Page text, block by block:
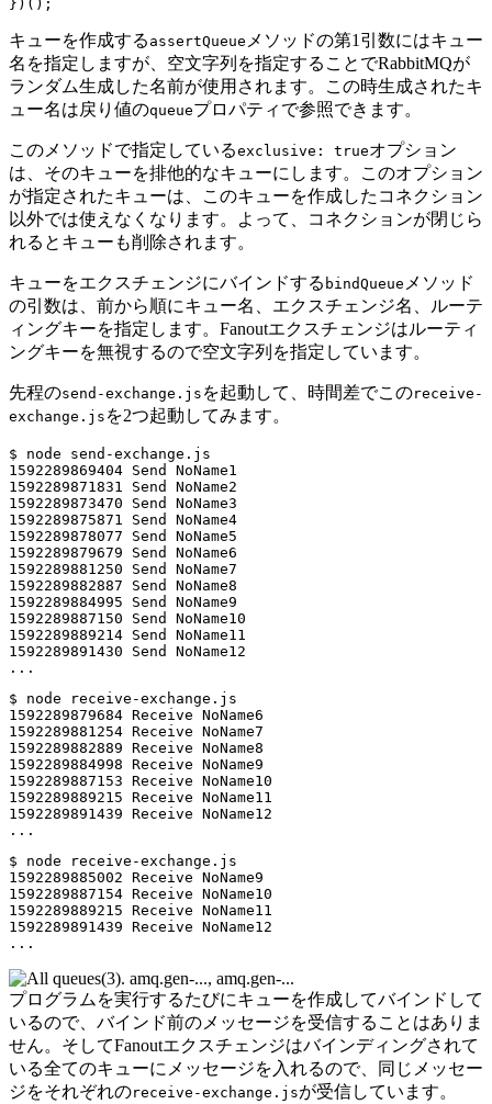
} ) ( ) ;
キューを作成する assertQueue メソッドの第1引数にはキュー
名を指定しますが、空文字列を指定することでRabbitMQが
ランダム生成した名前が使用されます。この時生成されたキ
ュー名は戻り値のqueueプロパティで参照できます。
このメソッドで指定しているexclusive: trueオプション
は、そのキューを排他的なキューにします。このオプション
が指定されたキューは、このキューを作成したコネクション
以外では使えなくなります。よって、コネクションが閉じら
れるとキューも削除されます。
キューをエクスチェンジにバインドする bindQueue メソッド
の引数は、前から順にキュー名、エクスチェンジ名、ルーテ
ィングキーを指定します。Fanoutエクスチェンジはルーティ
ングキーを無視するので空文字列を指定しています。
先程のsend-exchange.js を起動して、時間差でこのreceive-
exchange.js を2つ起動してみます。
$ node send-exchange.js
1592289869404 Send NoName1
1592289871831 Send NoName2
1592289873470 Send NoName3
1592289875871 Send NoName4
1592289878077 Send NoName5
1592289879679 Send NoName6
1592289881250 Send NoName7
1592289882887 Send NoName8
1592289884995 Send NoName9
1592289887150 Send NoName10
1592289889214 Send NoName11
1592289891430 Send NoName12
...
$ node receive-exchange.js
1592289879684 Receive NoName6
1592289881254 Receive NoName7
1592289882889 Receive NoName8
1592289884998 Receive NoName9
1592289887153 Receive NoName10
1592289889215 Receive NoName11
1592289891439 Receive NoName12
...
$ node receive-exchange.js
1592289885002 Receive NoName9
1592289887154 Receive NoName10
1592289889215 Receive NoName11
1592289891439 Receive NoName12
...
プログラムを実行するたびにキューを作成してバインドして
いるので、バインド前のメッセージを受信することはありま
せん。そしてFanoutエクスチェンジはバインディングされて
いる全てのキューにメッセージを入れるので、同じメッセー
ジをそれぞれのreceive-exchange.jsが受信しています。